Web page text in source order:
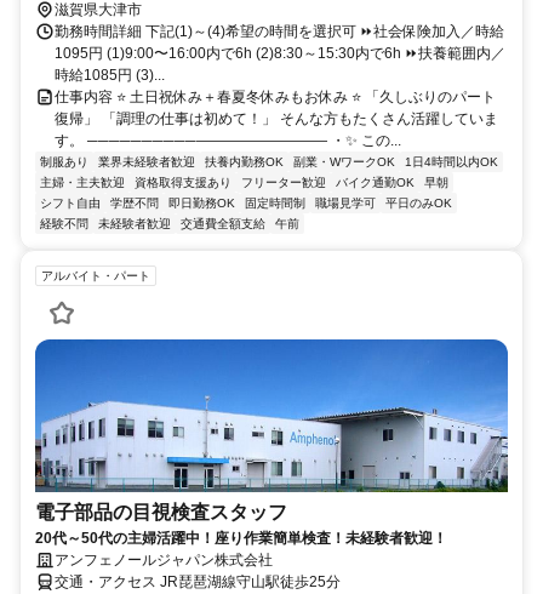
滋賀県大津市
勤務時間詳細 下記(1)～(4)希望の時間を選択可 ⏩️社会保険加入／時給
1095円 (1)9:00〜16:00内で6h (2)8:30～15:30内で6h ⏩️扶養範囲内／
時給1085円 (3)...
仕事内容 ⭐ 土日祝休み＋春夏冬休みもお休み ⭐ 「久しぶりのパート
復帰」 「調理の仕事は初めて！」 そんな方もたくさん活躍していま
す。 ──────────――――――――― ・✨ この...
制服あり 業界未経験者歓迎 扶養内勤務OK 副業・WワークOK
1日4時間以内OK
主婦・主夫歓迎
資格取得支援あり フリーター歓迎 バイク通勤OK
早朝
シフト自由
学歴不問 即日勤務OK 固定時間制 職場見学可
平日のみOK
経験不問
未経験者歓迎 交通費全額支給 午前
アルバイト・パート
電子部品の目視検査スタッフ
20代～50代の主婦活躍中！座り作業簡単検査！未経験者歓迎！
アンフェノールジャパン株式会社
交通・アクセス JR琵琶湖線守山駅徒歩25分